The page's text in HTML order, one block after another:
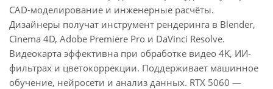
CAD-моделирование и инженерные расчёты.
Дизайнеры получат инструмент рендеринга в Blender,
Cinema 4D, Adobe Premiere Pro и DaVinci Resolve.
Видеокарта эффективна при обработке видео 4K, ИИ-
фильтрах и цветокоррекции. Поддерживает машинное
обучение, нейросети и анализ данных. RTX 5060 —